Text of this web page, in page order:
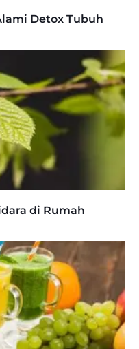
Detox Tubuh
di Rumah